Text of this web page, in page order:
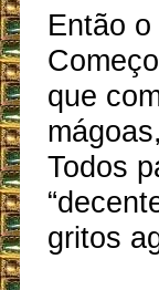
Então
que
Todos
gritos